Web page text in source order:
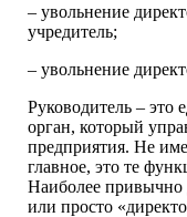
– увольнение
учредитель;
– увольнение
Руководитель –
орган, который
предприятия. Не
главное, это те
Наиболее привычно
или просто